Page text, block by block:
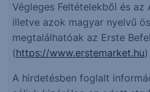
Végleges Feltételekből és
illetve azok magyar nyelvű
megtalálhatóak az Erste
(https://www.erstemarket.hu
A hirdetésben foglalt